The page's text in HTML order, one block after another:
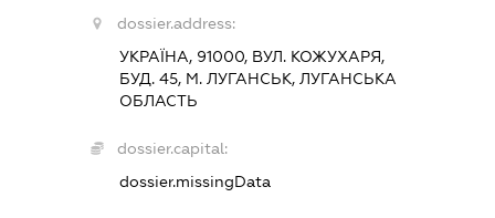
dossier.address:
УКРАЇНА, 91000, ВУЛ. КОЖУХАРЯ,
БУД. 45, М. ЛУГАНСЬК, ЛУГАНСЬКА
ОБЛАСТЬ
dossier.capital:
dossier.missingData